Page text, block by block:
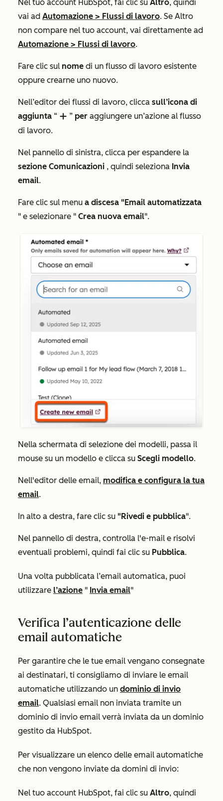
Nel tuo account HubSpot, fai clic su Altro, quindi
vai ad Automazione > Flussi di lavoro. Se Altro
non compare nel tuo account, vai direttamente ad
Automazione > Flussi di lavoro.
Fare clic sul nome di un flusso di lavoro esistente
oppure crearne uno nuovo.
Nell’editor dei flussi di lavoro, clicca sull’icona di
aggiunta “ add ” per aggiungere un’azione al flusso
di lavoro.
Nel pannello di sinistra, clicca per espandere la
sezione Comunicazioni , quindi seleziona Invia
email.
Fare clic sul menu a discesa "Email automatizzata
" e selezionare " Crea nuova email".
Nella schermata di selezione dei modelli, passa il
mouse su un modello e clicca su Scegli modello.
Nell'editor delle email, modifica e configura la tua
email.
In alto a destra, fare clic su "Rivedi e pubblica".
Nel pannello di destra, controlla l'e-mail e risolvi
eventuali problemi, quindi fai clic su Pubblica.
Una volta pubblicata l’email automatica, puoi
utilizzare l’azione " Invia email"
Verifica l’autenticazione delle
email automatiche
Per garantire che le tue email vengano consegnate
ai destinatari, ti consigliamo di inviare le email
automatiche utilizzando un dominio di invio
email. Qualsiasi email non inviata tramite un
dominio di invio email verrà inviata da un dominio
gestito da HubSpot.
Per visualizzare un elenco delle email automatiche
che non vengono inviate da domini di invio:
Nel tuo account HubSpot, fai clic su Altro, quindi